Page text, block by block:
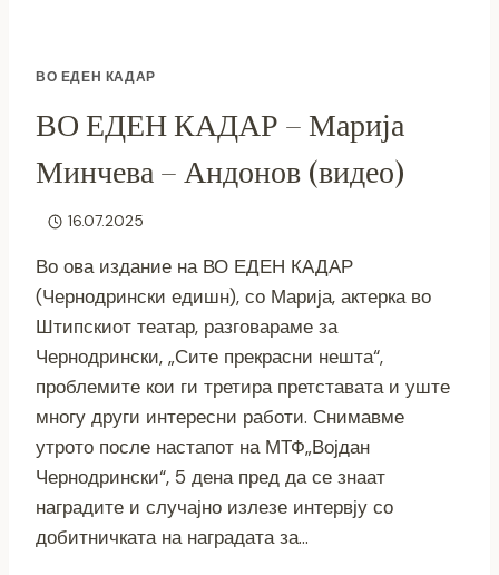
ВО ЕДЕН КАДАР
ВО ЕДЕН КАДАР – Марија
Минчева – Андонов (видео)
16.07.2025
Во ова издание на ВО ЕДЕН КАДАР
(Чернодрински едишн), со Марија, актерка во
Штипскиот театар, разговараме за
Чернодрински, „Сите прекрасни нешта“,
проблемите кои ги третира претставата и уште
многу други интересни работи. Снимавме
утрото после настапот на МТФ„Војдан
Чернодрински“, 5 дена пред да се знаат
наградите и случајно излезе интервју со
добитничката на наградата за…